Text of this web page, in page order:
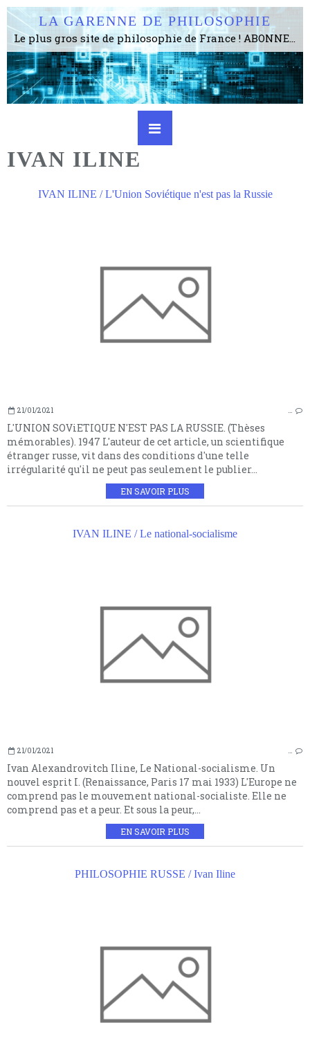
LA GARENNE DE PHILOSOPHIE
Le plus gros site de philosophie de France ! ABONNEZ-VOUS ! 4115 Articles, 1634 abonné·e·s, depuis 2006 . . . . . . . . 2 852 214 pages vues jusqu'à présent. Prestance et être apte à un plus grand nombre de choses.
IVAN ILINE
IVAN ILINE / L'Union Soviétique n'est pas la Russie
21/01/2021 …
L'UNION SOViETIQUE N'EST PAS LA RUSSIE. (Thèses
mémorables). 1947 L'auteur de cet article, un scientifique
étranger russe, vit dans des conditions d'une telle
irrégularité qu'il ne peut pas seulement le publier...
EN SAVOIR PLUS
IVAN ILINE / Le national-socialisme
21/01/2021
Ivan Alexandrovitch Iline, Le National-socialisme. Un
nouvel esprit I. (Renaissance, Paris 17 mai 1933) L'Europe ne
comprend pas le mouvement national-socialiste. Elle ne
comprend pas et a peur. Et sous la peur,...
EN SAVOIR PLUS
PHILOSOPHIE RUSSE / Ivan Iline